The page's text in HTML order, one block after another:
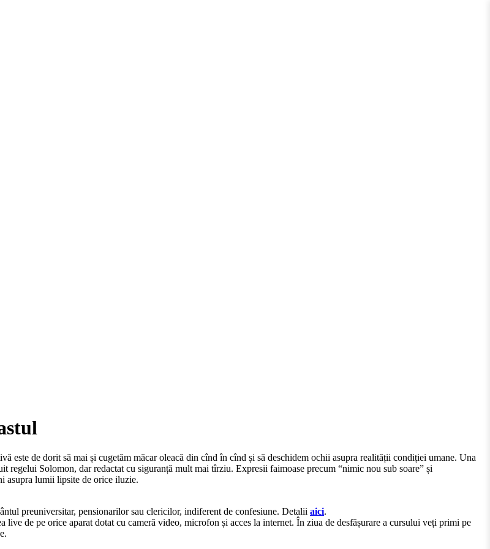
de dorit să mai și cugetăm măcar oleacă din cînd în cînd și să deschidem ochii asupra realității condiției umane. Una
Solomon, dar redactat cu siguranță mult mai tîrziu. Expresii faimoase precum “nimic nou sub soare” și
asupra lumii lipsite de orice iluzie.
preuniversitar, pensionarilor sau clericilor, indiferent de confesiune. Detalii aici.
de pe orice aparat dotat cu cameră video, microfon și acces la internet. În ziua de desfășurare a cursului veți primi pe